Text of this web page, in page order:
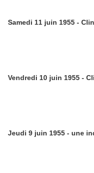
Samedi 11 juin 1955 -
Vendredi 10 juin 1955 -
Jeudi 9 juin 1955 - une